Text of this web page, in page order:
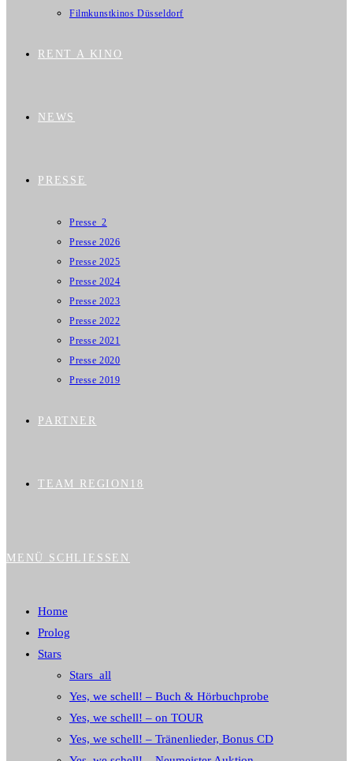
Filmkunstkinos Düsseldorf
RENT A KINO
NEWS
PRESSE
Presse_2
Presse 2026
Presse 2025
Presse 2024
Presse 2023
Presse 2022
Presse 2021
Presse 2020
Presse 2019
PARTNER
TEAM REGION18
MENÜ SCHLIESSEN
Home
Prolog
Stars
Stars_all
Yes, we schell! – Buch & Hörbuchprobe
Yes, we schell! – on TOUR
Yes, we schell! – Tränenlieder, Bonus CD